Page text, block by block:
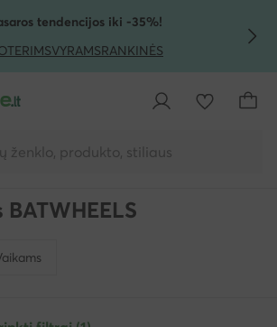
TURINIO
tendencijos iki -35%!
VYRAMSRANKINĖS
ženklo, produkto, stiliaus